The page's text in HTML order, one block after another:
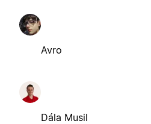
Avro
Dála Musil